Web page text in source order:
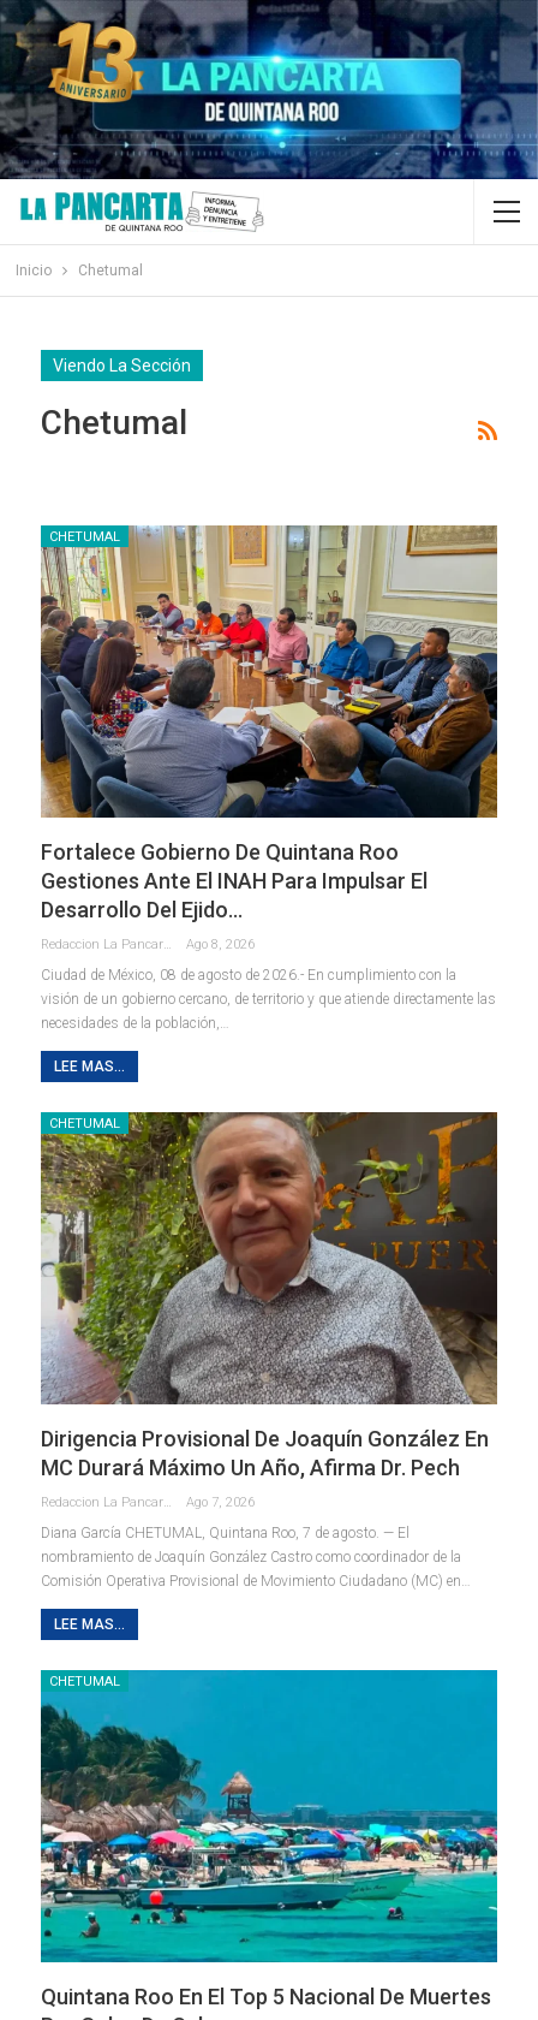
Inicio Chetumal
Viendo La Sección
Chetumal
CHETUMAL
Fortalece Gobierno De Quintana Roo
Gestiones Ante El INAH Para Impulsar El
Desarrollo Del Ejido…
Redaccion La Pancarta De Quintana Roo Ago 8, 2026
Ciudad de México, 08 de agosto de 2026.- En cumplimiento con la
visión de un gobierno cercano, de territorio y que atiende directamente las
necesidades de la población,…
LEE MAS...
CHETUMAL
Dirigencia Provisional De Joaquín González En
MC Durará Máximo Un Año, Afirma Dr. Pech
Redaccion La Pancarta De Quintana Roo Ago 7, 2026
Diana García CHETUMAL, Quintana Roo, 7 de agosto. — El
nombramiento de Joaquín González Castro como coordinador de la
Comisión Operativa Provisional de Movimiento Ciudadano (MC) en…
LEE MAS...
CHETUMAL
Quintana Roo En El Top 5 Nacional De Muertes